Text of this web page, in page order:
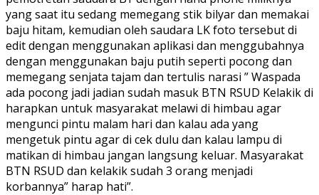
yang saat itu sedang memegang stik bilyar dan memakai
baju hitam, kemudian oleh saudara LK foto tersebut di
edit dengan menggunakan aplikasi dan menggubahnya
dengan menggunakan baju putih seperti pocong dan
memegang senjata tajam dan tertulis narasi ” Waspada
ada pocong jadi jadian sudah masuk BTN RSUD Kelakik di
harapkan untuk masyarakat melawi di himbau agar
mengunci pintu malam hari dan kalau ada yang
mengetuk pintu agar di cek dulu dan kalau lampu di
matikan di himbau jangan langsung keluar. Masyarakat
BTN RSUD dan kelakik sudah 3 orang menjadi
korbannya” harap hati”.